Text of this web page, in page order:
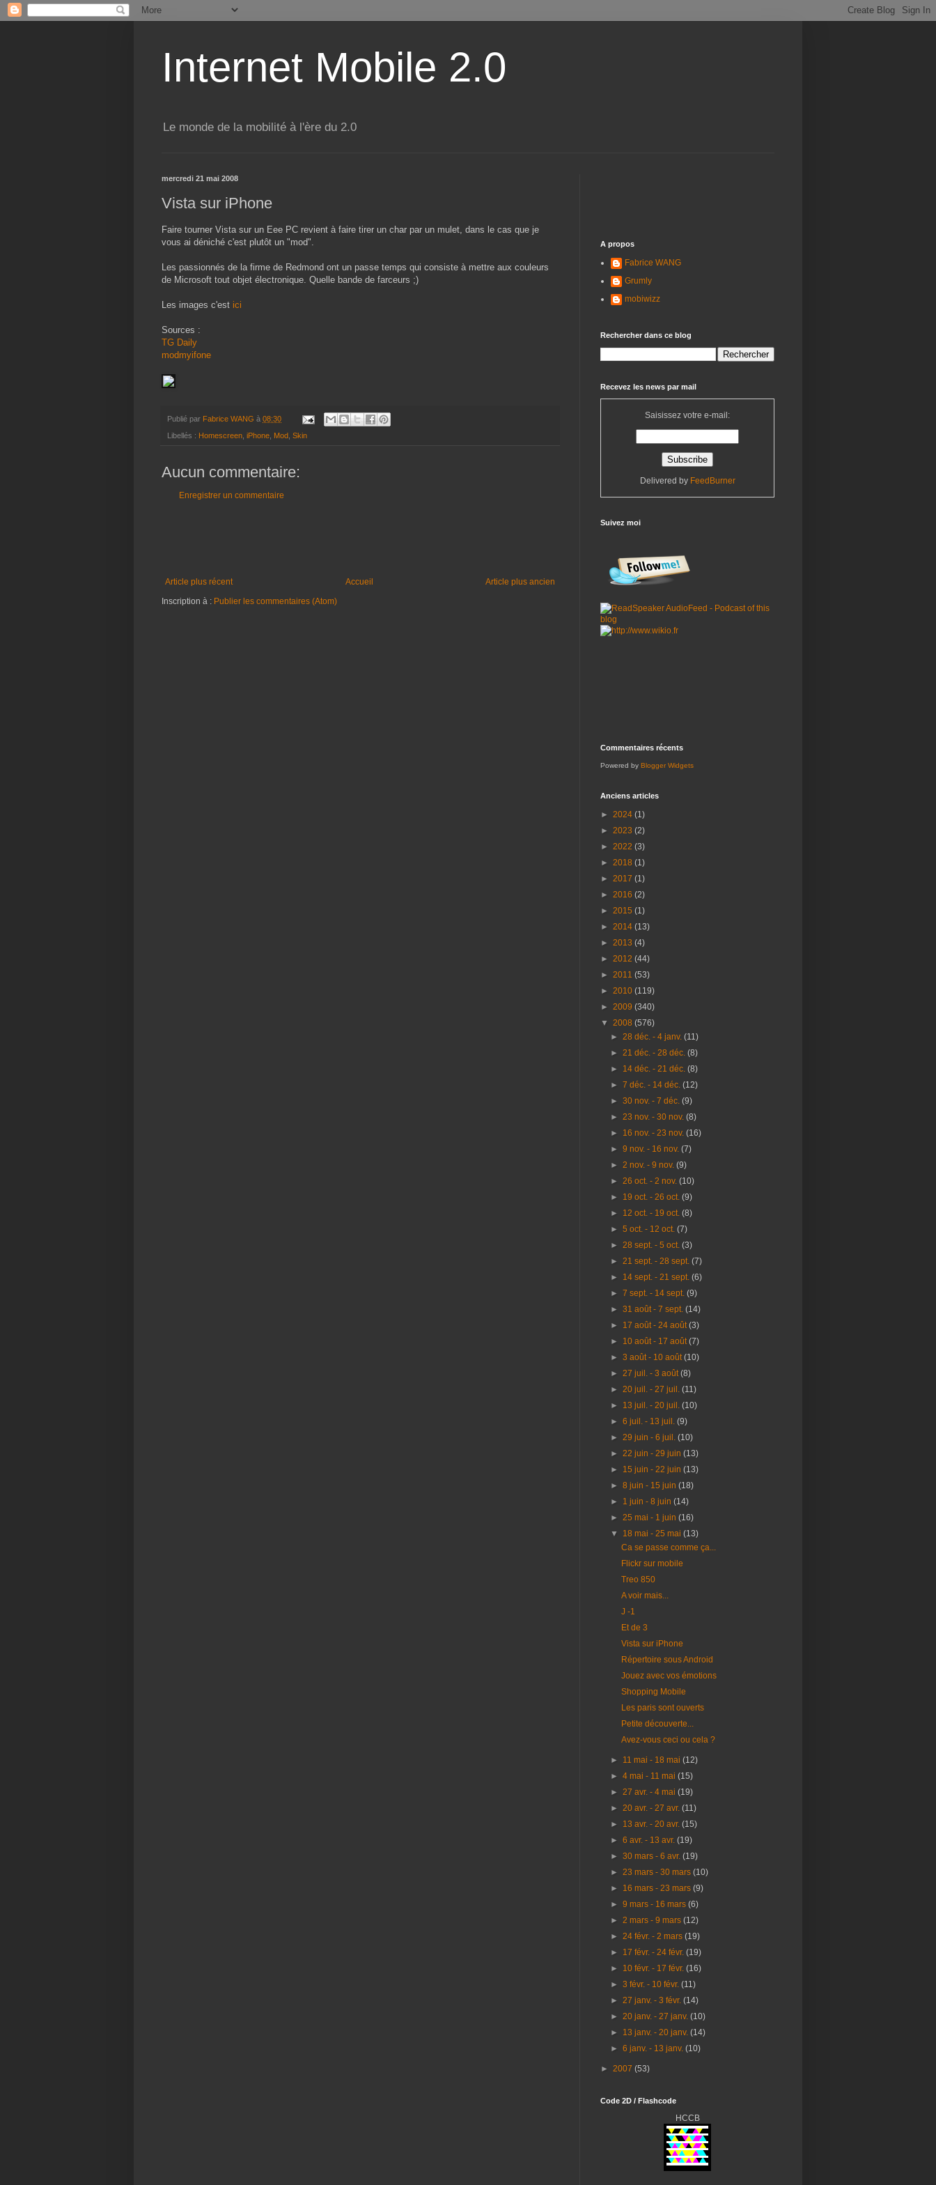
Internet Mobile 2.0
Le monde de la mobilité à l'ère du 2.0
mercredi 21 mai 2008
Vista sur iPhone
Faire tourner Vista sur un Eee PC revient à faire tirer un char par un mulet, dans le cas que je
vous ai déniché c'est plutôt un "mod".
Les passionnés de la firme de Redmond ont un passe temps qui consiste à mettre aux couleurs
de Microsoft tout objet électronique. Quelle bande de farceurs ;)
Les images c'est ici
Sources :
TG Daily
modmyifone
Publié par Fabrice WANG à 08:30
Libellés : Homescreen, iPhone, Mod, Skin
Aucun commentaire:
Enregistrer un commentaire
Article plus récent Article plus ancien
Accueil
Inscription à : Publier les commentaires (Atom)
A propos
Fabrice WANG
Grumly
mobiwizz
Rechercher dans ce blog
Recevez les news par mail
Saisissez votre e-mail:
Delivered by FeedBurner
Suivez moi
Commentaires récents
Powered by Blogger Widgets
Anciens articles
► 2024 (1)
► 2023 (2)
► 2022 (3)
► 2018 (1)
► 2017 (1)
► 2016 (2)
► 2015 (1)
► 2014 (13)
► 2013 (4)
► 2012 (44)
► 2011 (53)
► 2010 (119)
► 2009 (340)
▼ 2008 (576)
►28 déc. - 4 janv.(11)
►21 déc. - 28 déc.(8)
► 14 déc. - 21 déc.(8)
►7 déc. - 14 déc.(12)
►30 nov. - 7 déc.(9)
►23 nov. - 30 nov.(8)
► 16 nov. - 23 nov.(16)
►9 nov. - 16 nov.(7)
►2 nov. - 9 nov.(9)
►26 oct. - 2 nov.(10)
► 19 oct. - 26 oct.(9)
► 12 oct. - 19 oct.(8)
►5 oct. - 12 oct.(7)
►28 sept. - 5 oct.(3)
►21 sept. - 28 sept.(7)
► 14 sept. - 21 sept.(6)
►7 sept. - 14 sept.(9)
►31 août - 7 sept.(14)
► 17 août - 24 août(3)
► 10 août - 17 août(7)
►3 août - 10 août(10)
►27 juil. - 3 août(8)
►20 juil. - 27 juil.(11)
► 13 juil. - 20 juil.(10)
►6 juil. - 13 juil.(9)
►29 juin - 6 juil.(10)
►22 juin - 29 juin(13)
► 15 juin - 22 juin(13)
►8 juin - 15 juin(18)
► 1 juin - 8 juin(14)
►25 mai - 1 juin(16)
▼ 18 mai - 25 mai(13)
Ca se passe comme ça...
Flickr sur mobile
Treo 850
A voir mais...
J -1
Et de 3
Vista sur iPhone
Répertoire sous Android
Jouez avec vos émotions
Shopping Mobile
Les paris sont ouverts
Petite découverte...
Avez-vous ceci ou cela ?
► 11 mai - 18 mai(12)
►4 mai - 11 mai(15)
►27 avr. - 4 mai(19)
►20 avr. - 27 avr.(11)
► 13 avr. - 20 avr.(15)
►6 avr. - 13 avr.(19)
►30 mars - 6 avr.(19)
►23 mars - 30 mars(10)
► 16 mars - 23 mars(9)
►9 mars - 16 mars(6)
►2 mars - 9 mars(12)
►24 févr. - 2 mars(19)
► 17 févr. - 24 févr.(19)
► 10 févr. - 17 févr.(16)
►3 févr. - 10 févr.(11)
►27 janv. - 3 févr.(14)
►20 janv. - 27 janv.(10)
► 13 janv. - 20 janv.(14)
►6 janv. - 13 janv.(10)
► 2007 (53)
Code 2D / Flashcode
HCCB